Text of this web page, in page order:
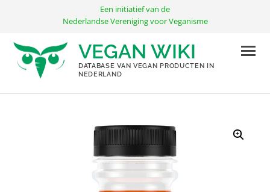
inhoud
Een initiatief van de
Nederlandse Vereniging voor Veganisme
VEGAN WIKI
DATABASE VAN VEGAN PRODUCTEN IN
NEDERLAND